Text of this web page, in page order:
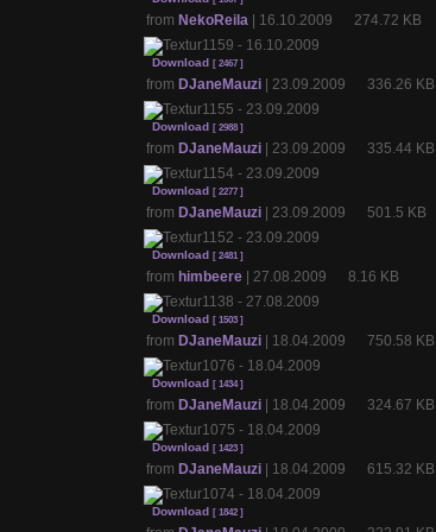
from NekoReila| 16.10.2009 274.72 KB
Download [ 2467 ]
from DJaneMauzi| 23.09.2009 336.26 KB
Download [ 2988 ]
from DJaneMauzi| 23.09.2009 335.44 KB
Download [ 2277 ]
from DJaneMauzi| 23.09.2009 501.5 KB
Download [ 2481 ]
from himbeere| 27.08.2009 8.16 KB
Download [ 1503 ]
from DJaneMauzi| 18.04.2009 750.58 KB
Download [ 1434 ]
from DJaneMauzi| 18.04.2009 324.67 KB
Download [ 1423 ]
from DJaneMauzi| 18.04.2009 615.32 KB
Download [ 1842 ]